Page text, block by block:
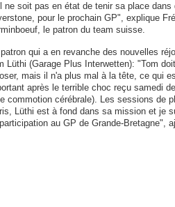
ne soit pas en état de tenir sa place dans
pour le prochain GP", explique
le patron du team suisse.
qui a en revanche des nouvelles
Lüthi (Garage Plus Interwetten): "Tom
mais il n'a plus mal à la tête, ce qui
après le terrible choc reçu samedi
commotion cérébrale). Les sessions de
Lüthi est à fond dans sa mission et je
au GP de Grande-Bretagne",